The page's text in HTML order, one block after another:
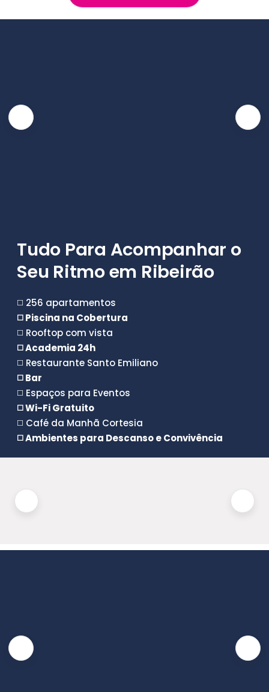
Tudo Para Acompanhar o
Seu Ritmo em Ribeirão
◻️ 256 apartamentos
◻️ Piscina na Cobertura
◻️ Rooftop com vista
◻️ Academia 24h
◻️ Restaurante Santo Emiliano
◻️ Bar
◻️ Espaços para Eventos
◻️ Wi-Fi Gratuito
◻️ Café da Manhã Cortesia
◻️ Ambientes para Descanso e Convivência